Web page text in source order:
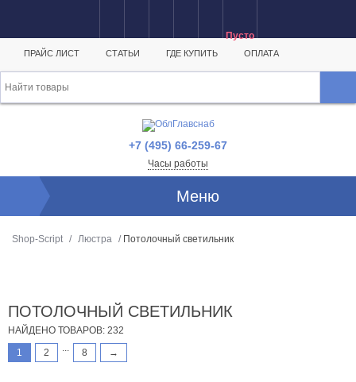
Пусто
ПРАЙС ЛИСТ СТАТЬИ ГДЕ КУПИТЬ ОПЛАТА
+7 (495) 66-259-67
Часы работы
Меню
Shop-Script / Люстра / Потолочный светильник
ПОТОЛОЧНЫЙ СВЕТИЛЬНИК
НАЙДЕНО ТОВАРОВ: 232
1
2 ... 8 →